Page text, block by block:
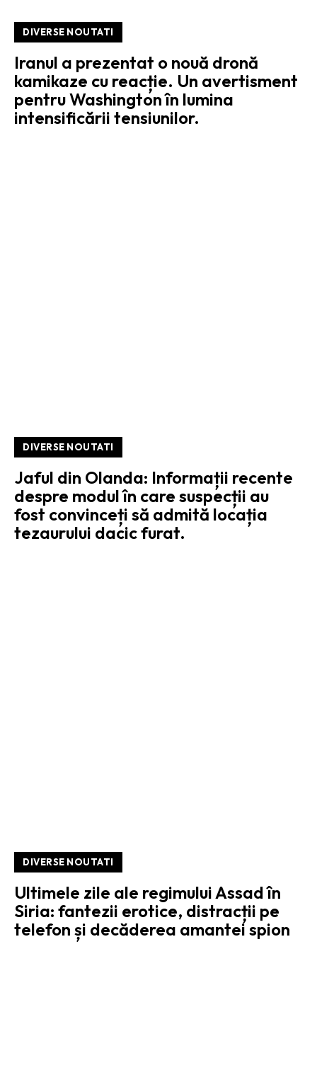
DIVERSE NOUTATI
Iranul a prezentat o nouă dronă
kamikaze cu reacție. Un avertisment
pentru Washington în lumina
intensificării tensiunilor.
DIVERSE NOUTATI
Jaful din Olanda: Informații recente
despre modul în care suspecții au
fost convinceți să admită locația
tezaurului dacic furat.
DIVERSE NOUTATI
Ultimele zile ale regimului Assad în
Siria: fantezii erotice, distracții pe
telefon și decăderea amantei spion